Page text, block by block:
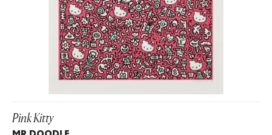
Pink Kitty